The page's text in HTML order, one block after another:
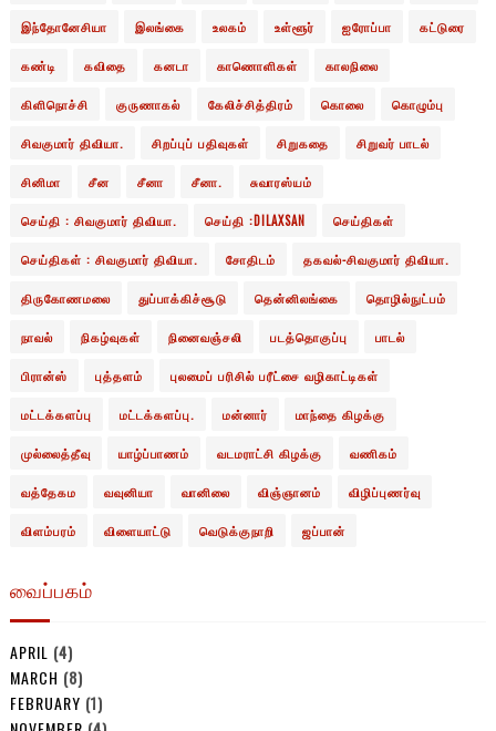
இந்தோனேசியா இலங்கை உலகம் உள்ளூர் ஐரோப்பா கட்டுரை
கண்டி கவிதை கனடா காணொளிகள் காலநிலை
கிளிநொச்சி குருணாகல் கேலிச்சித்திரம் கொலை கொழும்பு
சிவகுமார் திவியா. சிறப்புப் பதிவுகள் சிறுகதை சிறுவர் பாடல்
சினிமா சீன சீனா சீனா. சுவாரஸ்யம்
செய்தி : சிவகுமார் திவியா. செய்தி :DILAXSAN செய்திகள்
செய்திகள் : சிவகுமார் திவியா. சோதிடம் தகவல்-சிவகுமார் திவியா.
திருகோணமலை துப்பாக்கிச்சூடு தென்னிலங்கை தொழில்நுட்பம்
நாவல் நிகழ்வுகள் நினைவஞ்சலி படத்தொகுப்பு பாடல்
பிரான்ஸ் புத்தளம் புலமைப் பரிசில் பரீட்சை வழிகாட்டிகள்
மட்டக்களப்பு மட்டக்களப்பு. மன்னார் மாந்தை கிழக்கு
முல்லைத்தீவு யாழ்ப்பாணம் வடமராட்சி கிழக்கு வணிகம்
வத்தேகம வவுனியா வானிலை விஞ்ஞானம் விழிப்புணர்வு
விளம்பரம் விளையாட்டு வெடுக்குநாறி ஜப்பான்
வைப்பகம்
APRIL (4)
MARCH (8)
FEBRUARY (1)